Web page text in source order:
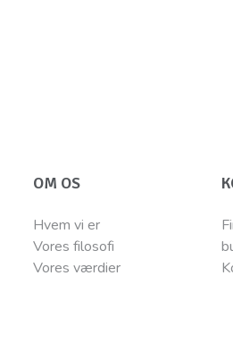
OM OS
Hvem vi er
Vores filosofi
Vores værdier